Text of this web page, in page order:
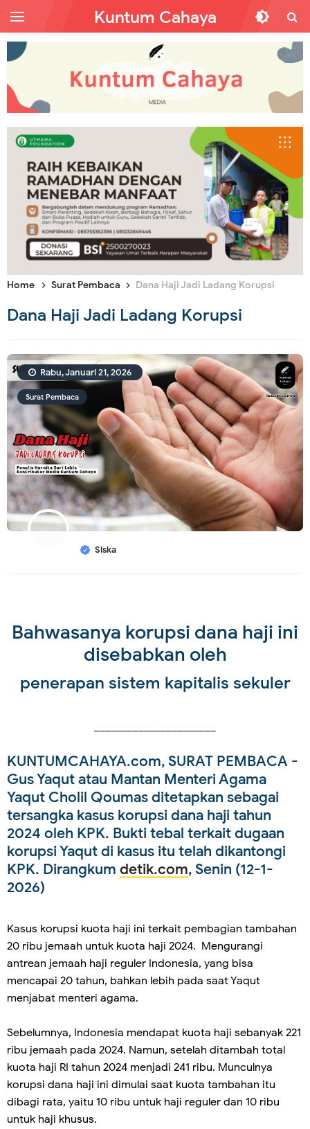
Kuntum Cahaya
Home Surat Pembaca Dana Haji Jadi Ladang Korupsi
Dana Haji Jadi Ladang Korupsi
Surat Pembaca
Siska
Rabu, Januari 21, 2026
Bahwasanya korupsi dana haji ini
disebabkan oleh
penerapan sistem kapitalis sekuler
KUNTUMCAHAYA.com, SURAT PEMBACA -
Gus Yaqut atau Mantan Menteri Agama
Yaqut Cholil Qoumas ditetapkan sebagai
tersangka kasus korupsi dana haji tahun
2024 oleh KPK. Bukti tebal terkait dugaan
korupsi Yaqut di kasus itu telah dikantongi
KPK. Dirangkum detik.com, Senin (12-1-
2026)
Kasus korupsi kuota haji ini terkait pembagian tambahan
20 ribu jemaah untuk kuota haji 2024. Mengurangi
antrean jemaah haji reguler Indonesia, yang bisa
mencapai 20 tahun, bahkan lebih pada saat Yaqut
menjabat menteri agama.
Sebelumnya, Indonesia mendapat kuota haji sebanyak 221
ribu jemaah pada 2024. Namun, setelah ditambah total
kuota haji RI tahun 2024 menjadi 241 ribu. Munculnya
korupsi dana haji ini dimulai saat kuota tambahan itu
dibagi rata, yaitu 10 ribu untuk haji reguler dan 10 ribu
untuk haji khusus.